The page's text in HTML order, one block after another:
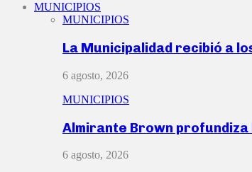
MUNICIPIOS
MUNICIPIOS
La Municipalidad recibió a
6 agosto, 2026
MUNICIPIOS
Almirante Brown
6 agosto, 2026